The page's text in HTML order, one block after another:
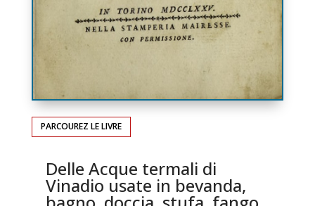
PARCOUREZ LE LIVRE
Delle Acque termali di
Vinadio usate in bevanda,